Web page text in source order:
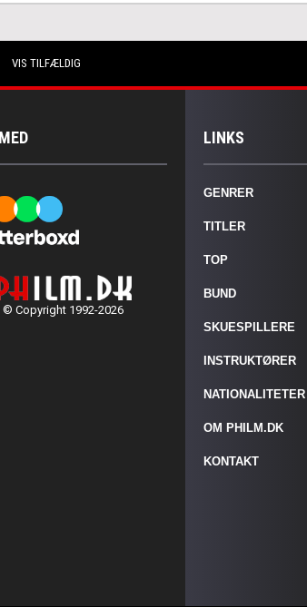
VIS TILFÆLDIG
© Copyright 1992-2026
LINKS
GENRER
TITLER
TOP
BUND
SKUESPILLERE
INSTRUKTØRER
NATIONALITETER
OM PHILM.DK
KONTAKT